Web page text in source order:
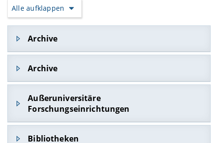
Alle aufklappen
Archive
Staatsarchiv Bamberg
Staatsarchiv Coburg
Stadtarchiv Bamberg
Stadtarchiv Zwickau
Archive
Staatsarchiv Bamberg
Staatsarchiv Coburg
Stadtarchiv Bamberg
Stadtarchiv Zwickau
Außeruniversitäre
Forschungseinrichtungen
Studienkreis Deutscher Widerstand 1933-1945
Bibliotheken